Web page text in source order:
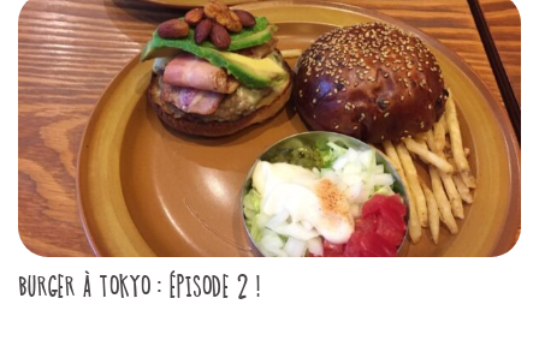
BURGER À TOKYO : ÉPISODE 2 !